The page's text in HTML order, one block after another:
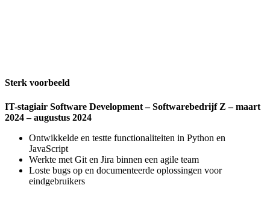
Sterk voorbeeld
IT-stagiair Software Development– Softwarebedrijf Z – maart
2024 – augustus 2024
Ontwikkelde en testte functionaliteiten in Python en
JavaScript
Werkte met Git en Jira binnen een agile team
Loste bugs op en documenteerde oplossingen voor
eindgebruikers